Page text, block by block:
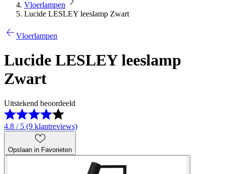
Vloerlampen
Lucide LESLEY leeslamp Zwart
Vloerlampen
Lucide LESLEY leeslamp
Zwart
Uitstekend beoordeeld
4.8 / 5 (9 klantreviews)
Opslaan in Favorieten